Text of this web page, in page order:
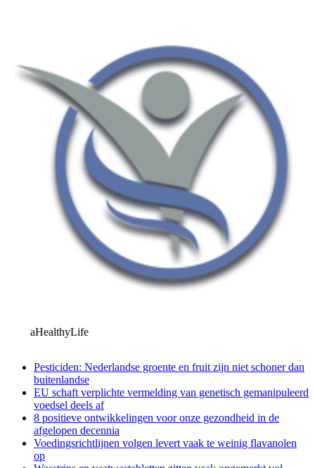
aHealthyLife
Pesticiden: Nederlandse groente en fruit zijn niet schoner dan
buitenlandse
EU schaft verplichte vermelding van genetisch gemanipuleerd
voedsel deels af
8 positieve ontwikkelingen voor onze gezondheid in de
afgelopen decennia
Voedingsrichtlijnen volgen levert vaak te weinig flavanolen
op